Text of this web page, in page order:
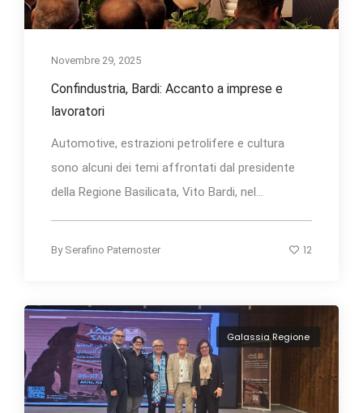
Novembre 29, 2025
Confindustria, Bardi: Accanto a imprese e
lavoratori
Automotive, estrazioni petrolifere e cultura
sono alcuni dei temi affrontati dal presidente
della Regione Basilicata, Vito Bardi, nel...
By Serafino Paternoster 12
Galassia Regione